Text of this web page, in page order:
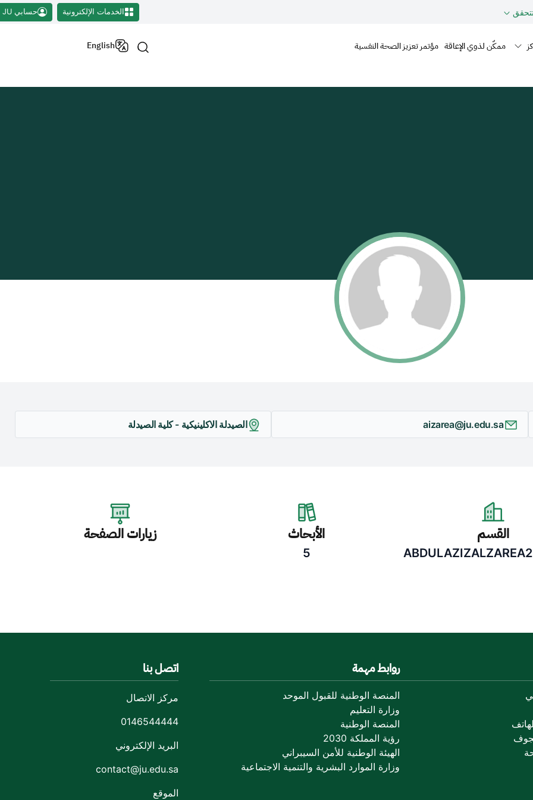
الخدمات الإلكترونية حسابي JU
ممكّن لذوي الإعاقة مؤتمر تعزيز الصحة النفسية English
aizarea@ju.edu.sa الصيدلة الاكلينيكية - كلية الصيدلة
القسم الأبحاث
5
زيارات الصفحة
روابط مهمة
المنصة الوطنية للقبول الموحد
وزارة التعليم
المنصة الوطنية
رؤية المملكة 2030
الهيئة الوطنية للأمن السيبراني
وزارة الموارد البشرية والتنمية الاجتماعية
اتصل بنا
مركز الاتصال
0146544444
البريد الإلكتروني
contact@ju.edu.sa
الموقع